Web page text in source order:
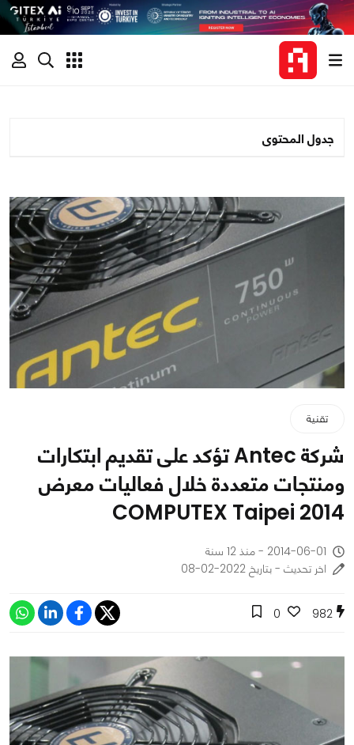
جدول المحتوى
تقنية
شركة Antec تؤكد على تقديم ابتكارات
ومنتجات متعددة خلال فعاليات معرض
COMPUTEX Taipei 2014
2014-06-01 - منذ 12 سنة
اخر تحديث - بتاريخ 2022-02-08
982
0